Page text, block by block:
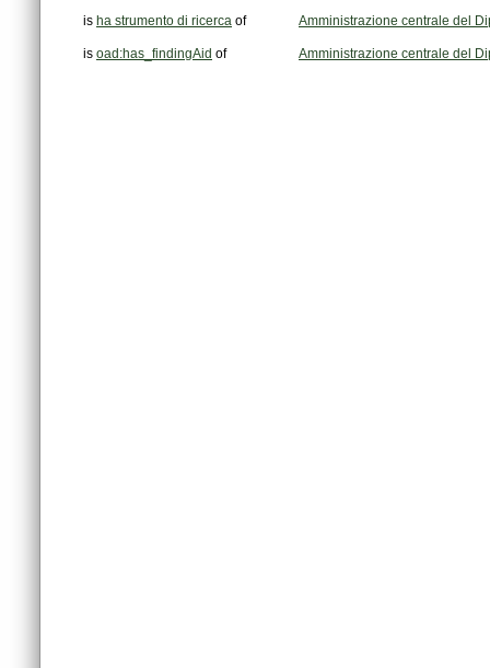
is ha strumento di ricerca of Amministrazione centrale del
is oad:has_findingAid of Amministrazione centrale del